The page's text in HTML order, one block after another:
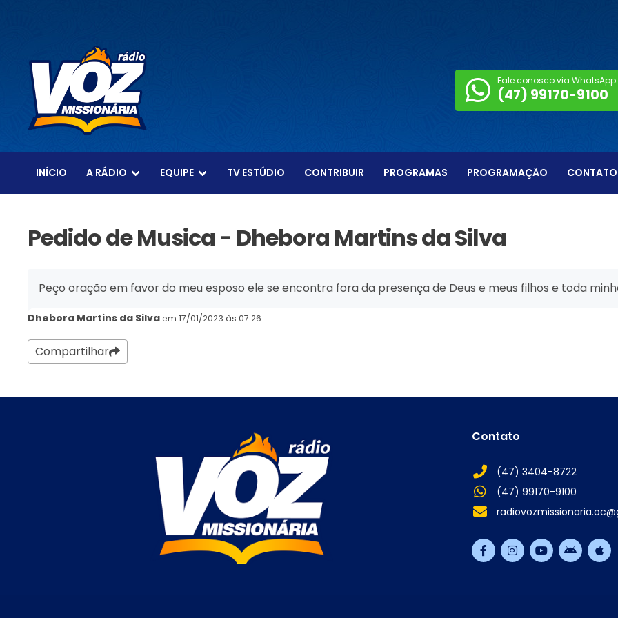
Fale conosco via WhatsApp:
(47) 99170-9100
INÍCIO A RÁDIO EQUIPE TV ESTÚDIO CONTRIBUIR PROGRAMAS PROGRAMAÇÃO CONTATO
Pedido de Musica - Dhebora Martins da Silva
Peço oração em favor do meu esposo ele se encontra fora da presença de Deus e meus filhos e toda
Dhebora Martins da Silvaem 17/01/2023 às 07:26
Compartilhar
Contato
(47) 3404-8722
(47) 99170-9100